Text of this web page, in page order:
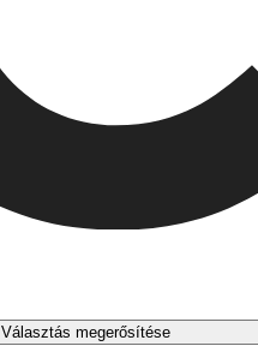
Választás megerősítése